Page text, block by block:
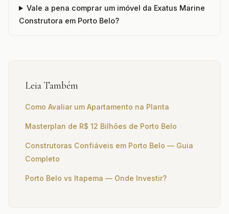
Vale a pena comprar um imóvel da Exatus Marine
Construtora em Porto Belo?
Leia Também
Como Avaliar um Apartamento na Planta
Masterplan de R$ 12 Bilhões de Porto Belo
Construtoras Confiáveis em Porto Belo — Guia
Completo
Porto Belo vs Itapema — Onde Investir?